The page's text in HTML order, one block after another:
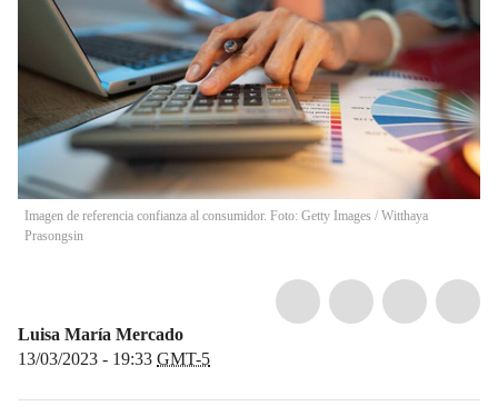
Imagen de referencia confianza al consumidor. Foto: Getty Images / Witthaya
Prasongsin
Luisa María Mercado
13/03/2023 - 19:33 GMT-5